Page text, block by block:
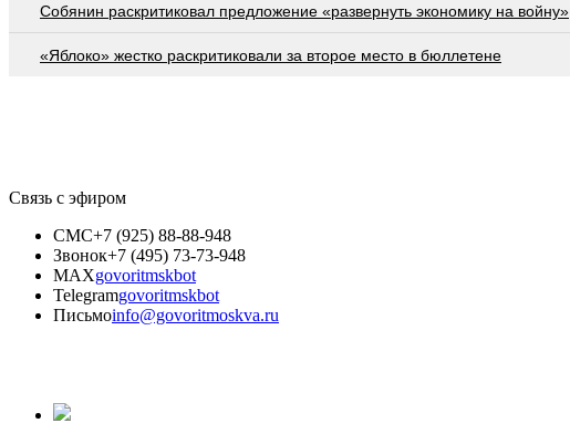
Собянин раскритиковал предложение «развернуть экономику на войну»
«Яблоко» жестко раскритиковали за второе место в бюллетене
Связь с эфиром
СМС+7 (925) 88-88-948
Звонок+7 (495) 73-73-948
MAXgovoritmskbot
Telegramgovoritmskbot
Письмоinfo@govoritmoskva.ru